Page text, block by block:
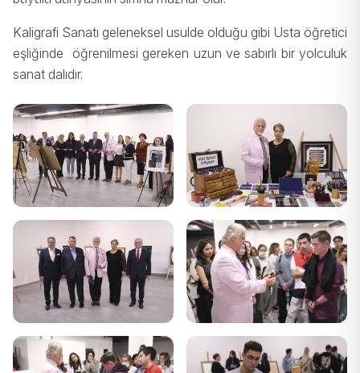
Kaligrafi Sanatı geleneksel usulde olduğu gibi Usta öğretici
eşliğinde öğrenilmesi gereken uzun ve sabırlı bir yolculuk
sanat dalıdır.